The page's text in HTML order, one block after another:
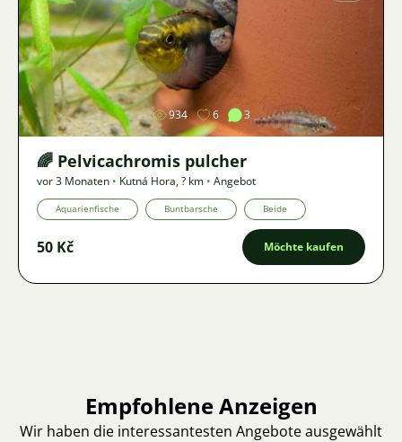
Bild
934 6 3
🌈 Pelvicachromis pulcher
vor 3 Monaten • Kutná Hora,? km • Angebot
Aquarienfische Buntbarsche Beide
50 Kč Möchte kaufen
Empfohlene Anzeigen
Wir haben die interessantesten Angebote ausgewählt